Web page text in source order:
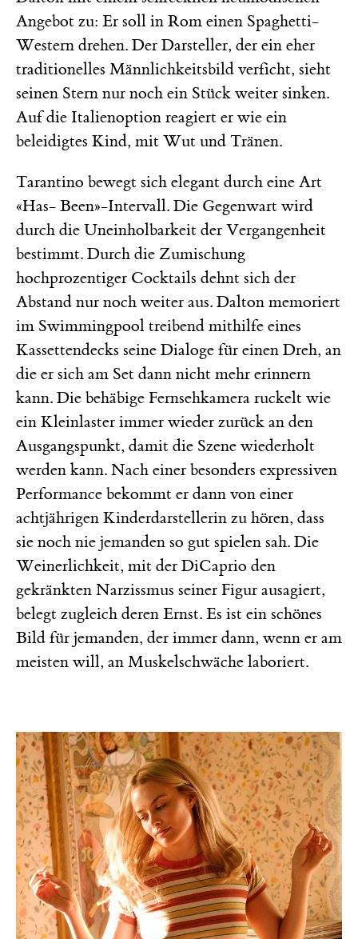
Angebot zu: Er soll in Rom einen Spaghetti-
Western drehen. Der Darsteller, der ein eher
traditionelles Männlichkeitsbild verficht, sieht
seinen Stern nur noch ein Stück weiter sinken.
Auf die Italienoption reagiert er wie ein
beleidigtes Kind, mit Wut und Tränen.
Tarantino bewegt sich elegant durch eine Art
«Has- Been»-Intervall. Die Gegenwart wird
durch die Uneinholbarkeit der Vergangenheit
bestimmt. Durch die Zumischung
hochprozentiger Cocktails dehnt sich der
Abstand nur noch weiter aus. Dalton memoriert
im Swimmingpool treibend mithilfe eines
Kassettendecks seine Dialoge für einen Dreh, an
die er sich am Set dann nicht mehr erinnern
kann. Die behäbige Fernsehkamera ruckelt wie
ein Kleinlaster immer wieder zurück an den
Ausgangspunkt, damit die Szene wiederholt
werden kann. Nach einer besonders expressiven
Performance bekommt er dann von einer
achtjährigen Kinderdarstellerin zu hören, dass
sie noch nie jemanden so gut spielen sah. Die
Weinerlichkeit, mit der DiCaprio den
gekränkten Narzissmus seiner Figur ausagiert,
belegt zugleich deren Ernst. Es ist ein schönes
Bild für jemanden, der immer dann, wenn er am
meisten will, an Muskelschwäche laboriert.